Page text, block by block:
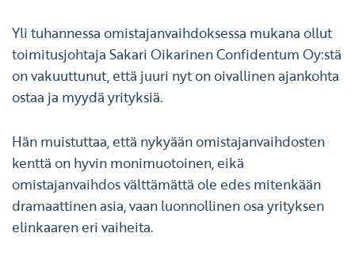
Yli tuhannessa omistajanvaihdoksessa mukana ollut
toimitusjohtaja Sakari Oikarinen Confidentum Oy:stä
on vakuuttunut, että juuri nyt on oivallinen ajankohta
ostaa ja myydä yrityksiä.
Hän muistuttaa, että nykyään omistajanvaihdosten
kenttä on hyvin monimuotoinen, eikä
omistajanvaihdos välttämättä ole edes mitenkään
dramaattinen asia, vaan luonnollinen osa yrityksen
elinkaaren eri vaiheita.